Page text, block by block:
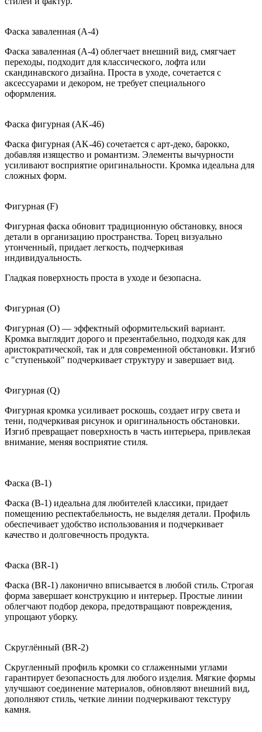
Фаска заваленная (A-4)
Фаска заваленная (A-4) облегчает внешний вид, смягчает
переходы, подходит для классического, лофта или
скандинавского дизайна. Проста в уходе, сочетается с
аксессуарами и декором, не требует специального
оформления.
Фаска фигурная (AK-46)
Фаска фигурная (AK-46) сочетается с арт-деко, барокко,
добавляя изящество и романтизм. Элементы вычурности
усиливают восприятие оригинальности. Кромка идеальна для
сложных форм.
Фигурная (F)
Фигурная фаска обновит традиционную обстановку, внося
детали в организацию пространства. Торец визуально
утонченный, придает легкость, подчеркивая
индивидуальность.
Гладкая поверхность проста в уходе и безопасна.
Фигурная (O)
Фигурная (O) — эффектный оформительский вариант.
Кромка выглядит дорого и презентабельно, подходя как для
аристократической, так и для современной обстановки. Изгиб
с "ступенькой" подчеркивает структуру и завершает вид.
Фигурная (Q)
Фигурная кромка усиливает роскошь, создает игру света и
тени, подчеркивая рисунок и оригинальность обстановки.
Изгиб превращает поверхность в часть интерьера, привлекая
внимание, меняя восприятие стиля.
Фаска (B-1)
Фаска (B-1) идеальна для любителей классики, придает
помещению респектабельность, не выделяя детали. Профиль
обеспечивает удобство использования и подчеркивает
качество и долговечность продукта.
Фаска (BR-1)
Фаска (BR-1) лаконично вписывается в любой стиль. Строгая
форма завершает конструкцию и интерьер. Простые линии
облегчают подбор декора, предотвращают повреждения,
упрощают уборку.
Скруглённый (BR-2)
Скругленный профиль кромки со сглаженными углами
гарантирует безопасность для любого изделия. Мягкие формы
улучшают соединение материалов, обновляют внешний вид,
дополняют стиль, четкие линии подчеркивают текстуру
камня.